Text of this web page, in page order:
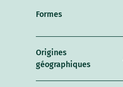
Formes
Origines
géographiques